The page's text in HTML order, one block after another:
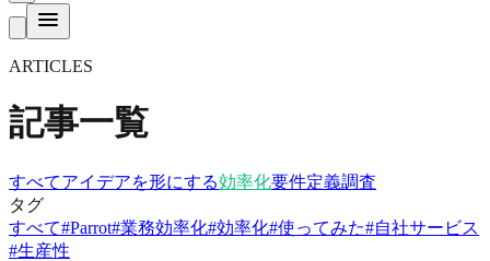
ARTICLES
記事一覧
すべてアイデアを形にする効率化要件定義調査
タグ
すべて#Parrot#業務効率化#効率化#使ってみた#自社サービス
#生産性